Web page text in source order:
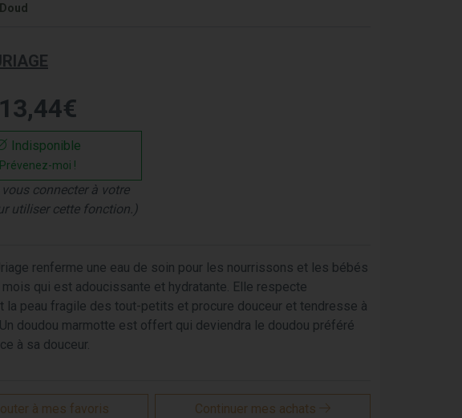
13,44€
Indisponible
Prévenez-moi !
connecter à votre
utiliser cette fonction.)
renferme une eau de soin pour les nourrissons et les bébés
mois qui est adoucissante et hydratante. Elle respecte
la peau fragile des tout-petits et procure douceur et tendresse à
doudou marmotte est offert qui deviendra le doudou préféré
à sa douceur.
à mes favoris Continuer mes achats